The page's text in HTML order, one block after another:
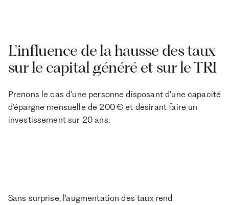
L'influence de la hausse des taux
sur le capital généré et sur le TRI
Prenons le cas d'une personne disposant d'une capacité
d’épargne mensuelle de 200 € et désirant faire un
investissement sur 20 ans.
Sans surprise, l'augmentation des taux rend